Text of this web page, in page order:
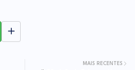
MAIS RECENTES